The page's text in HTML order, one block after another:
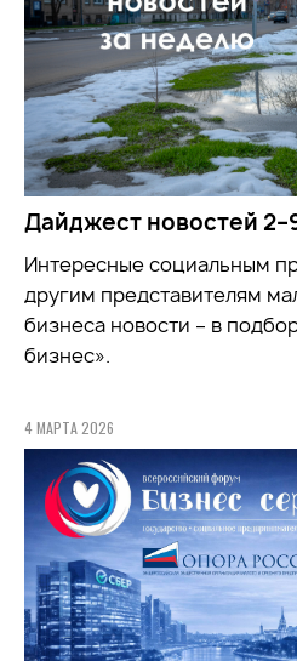
Дайджест новостей
Интересные социальным
другим представителям
бизнеса новости – в
бизнес».
4 МАРТА 2026